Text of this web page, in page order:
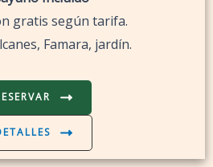
gratis según tarifa.
Famara, jardín.